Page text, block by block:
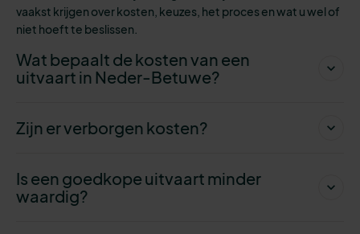
vaakst krijgen over kosten, keuzes, het proces en wat u wel of
niet hoeft te beslissen.
Wat bepaalt de kosten van een
uitvaart in Neder-Betuwe?
Zijn er verborgen kosten?
Is een goedkope uitvaart minder
waardig?